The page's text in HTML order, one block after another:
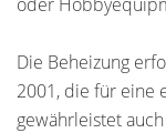
Die Beheizung
2001, die für eine
gewährleistet